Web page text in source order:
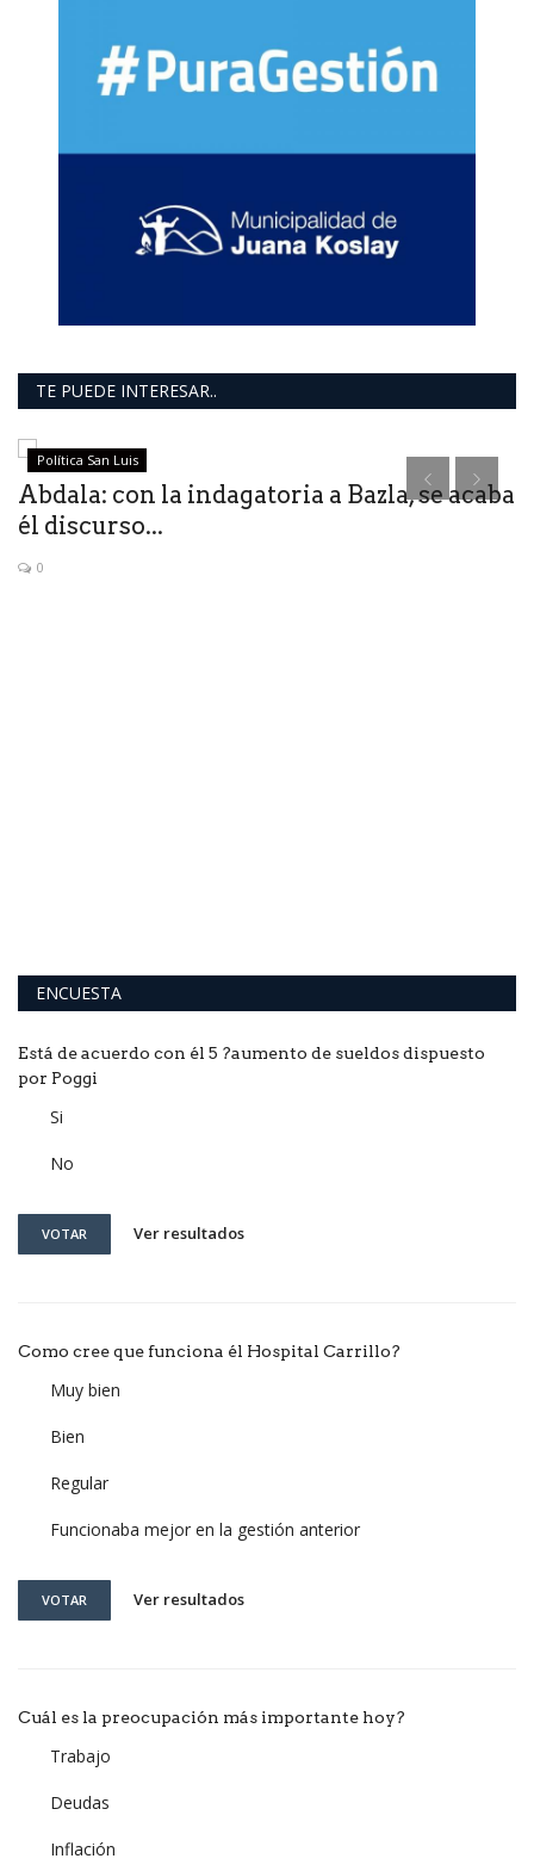
TE PUEDE INTERESAR..
Política San Luis
Abdala: con la indagatoria a Bazla, se acaba
él discurso...
0
ENCUESTA
Está de acuerdo con él 5 ?aumento de sueldos dispuesto
por Poggi
Si
No
VOTAR Ver resultados
Como cree que funciona él Hospital Carrillo?
Muy bien
Bien
Regular
Funcionaba mejor en la gestión anterior
VOTAR Ver resultados
Cuál es la preocupación más importante hoy?
Trabajo
Deudas
Inflación